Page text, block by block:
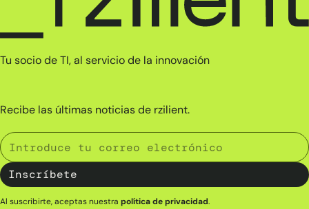
Tu socio de TI, al servicio de la innovación
Recibe las últimas noticias de rzilient.
Al suscribirte, aceptas nuestra política de privacidad.